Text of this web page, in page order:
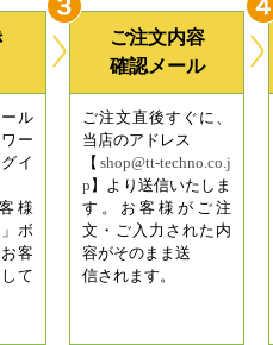
ル
ー
イ
様
ボ
客
て
ご注文内容
確認メール
ご注文直後すぐに、
当店のアドレス
【shop@tt-techno.co.j
p 】より送信いたしま
す。お客様がご注
文・ご入力された内
容がそのまま送
信されます。